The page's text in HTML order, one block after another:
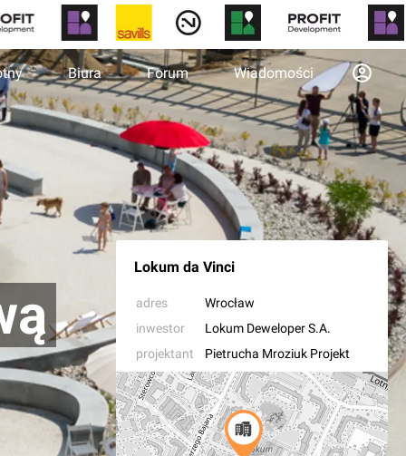
Biura Forum Wiadomości
Lokum da Vinci
adres
Wrocław
inwestor
Lokum Deweloper S.A.
projektant
Pietrucha Mroziuk Projekt